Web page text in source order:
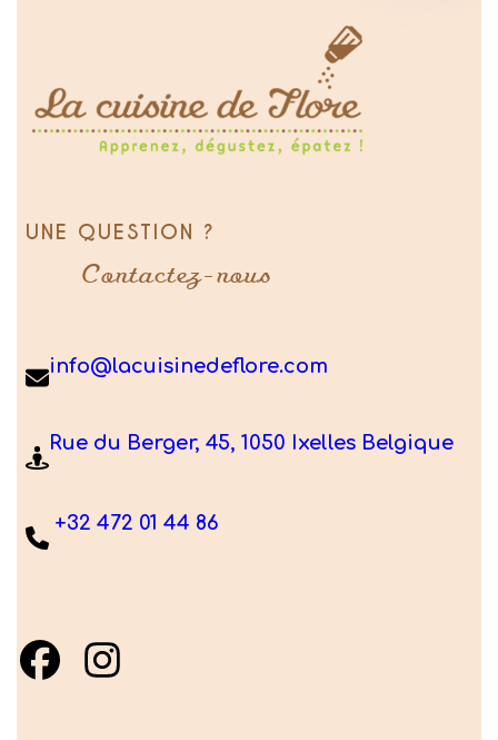
UNE QUESTION ?
Contactez-nous
info@lacuisinedeflore.com
Rue du Berger, 45, 1050 Ixelles Belgique
+32 472 01 44 86